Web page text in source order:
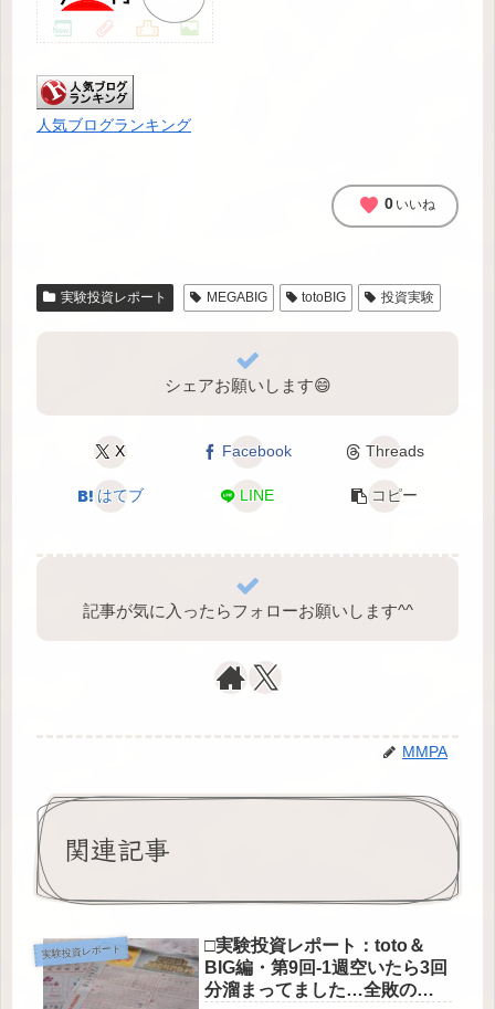
人気ブログランキング
favorite 0 いいね
実験投資レポート MEGABIG totoBIG 投資実験
シェアお願いします😄
X Facebook Threads
はてブ LINE コピー
記事が気に入ったらフォローお願いします^⁠^⁠
MMPA
関連記事
実験投資レポート
□実験投資レポート：toto＆
BIG編・第9回-1週空いたら3回
分溜まってました…全敗のご